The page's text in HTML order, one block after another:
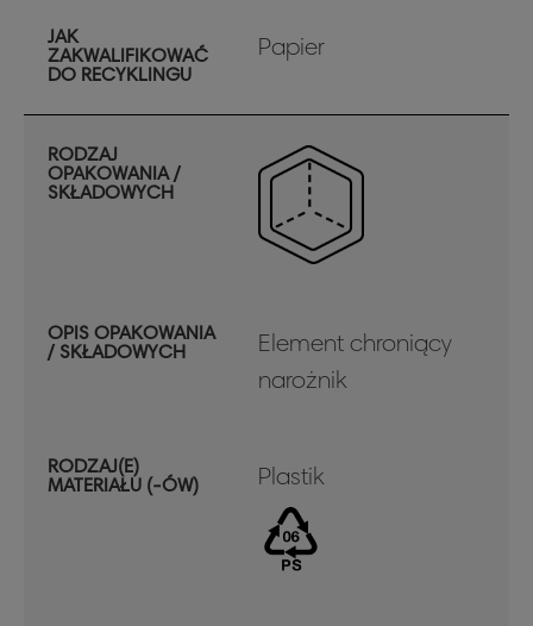
JAK
ZAKWALIFIKOWAĆ
DO RECYKLINGU
Papier
RODZAJ
OPAKOWANIA /
SKŁADOWYCH
OPIS OPAKOWANIA
/ SKŁADOWYCH
Element chroniący
narożnik
RODZAJ(E)
MATERIAŁU (-ÓW)
Plastik